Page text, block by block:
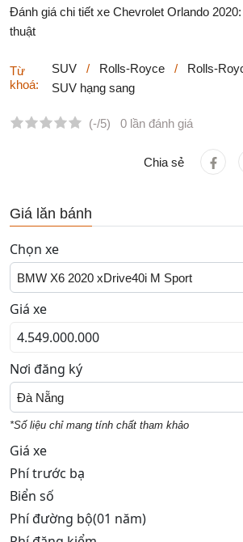
Đánh giá chi tiết xe Chevrolet Orlando
thuật
Từ
khoá:
SUV / Rolls-Royce / Rolls-
SUV hạng sang
(-/5) 0 lần đánh giá
Chia sẻ
Giá lăn bánh
Chọn xe
BMW X6 2020 xDrive40i M Sport
Giá xe
Nơi đăng ký
Đà Nẵng
*Số liệu chỉ mang tính chất tham khảo
Giá xe
Phí trước bạ
Biển số
Phí đường bộ(01 năm)